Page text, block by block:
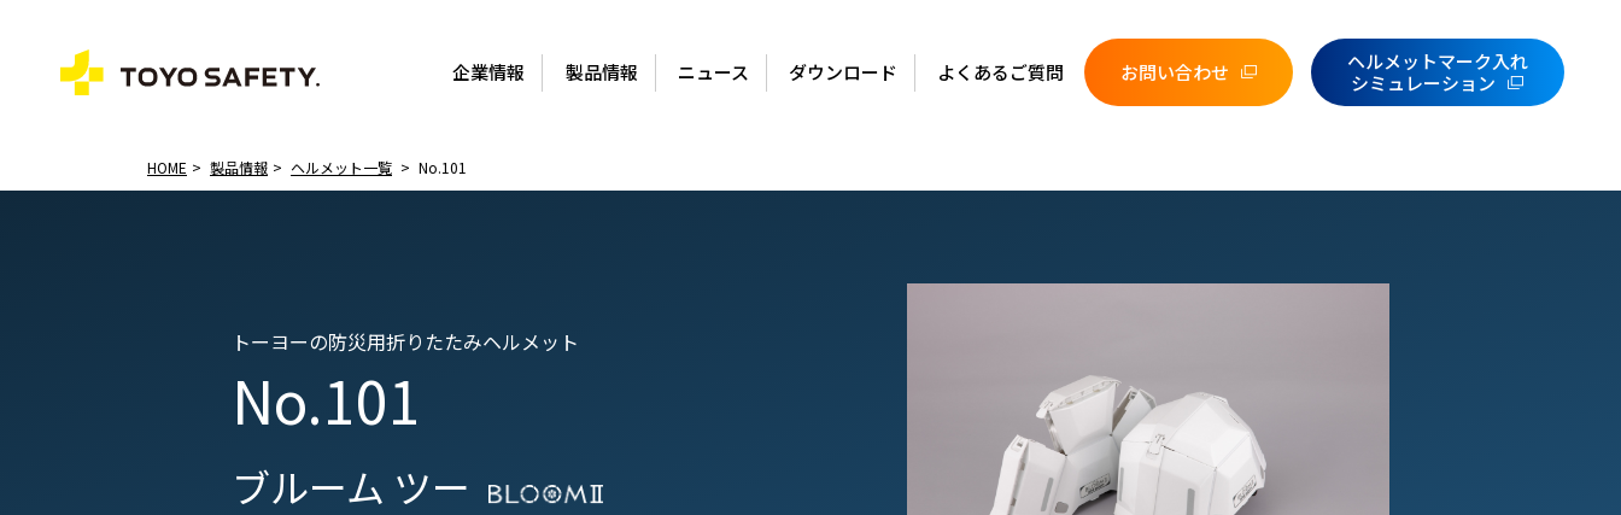
企業情報 製品情報 ニュース ダウンロード よくあるご質問 お問い合わせ
ヘルメットマーク入れ
シミュレーション
HOME 製品情報 ヘルメット一覧 No.101
トーヨーの防災用折りたたみヘルメット
No.101
ブルーム ツー